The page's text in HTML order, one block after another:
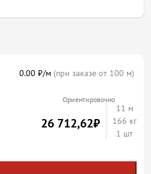
0.00 ₽/м (при заказе от 100 м)
Ориентировочно
26 712,62₽
11 м
166 кг
1 шт